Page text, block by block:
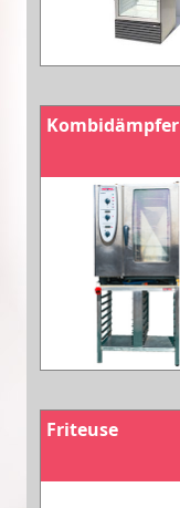
Kombidämpfer
Friteuse